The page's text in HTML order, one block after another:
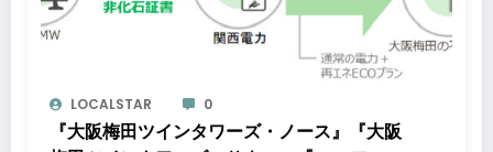
LOCALSTAR 0
『大阪梅田ツインタワーズ・ノース』『大阪